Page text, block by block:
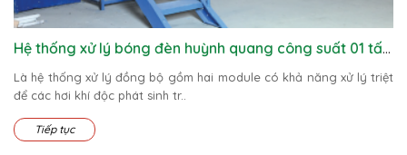
Hệ thống xử lý bóng đèn huỳnh quang công suất 01 tấn/ngày
Là hệ thống xử lý đồng bộ gồm hai module có khả năng xử lý triệt
để các hơi khí độc phát sinh tr..
Tiếp tục